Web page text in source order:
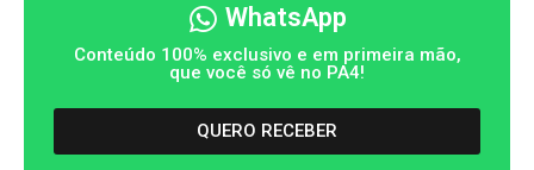
WhatsApp
Conteúdo 100% exclusivo e em primeira mão,
que você só vê no PA4!
QUERO RECEBER